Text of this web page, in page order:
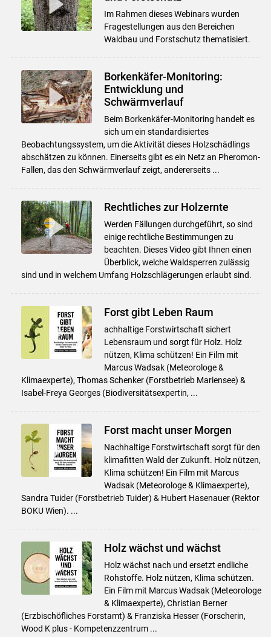
Im Rahmen dieses Webinars wurden
Fragestellungen aus den Bereichen
Waldbau und Forstschutz thematisiert.
Borkenkäfer-Monitoring:
Entwicklung und
Schwärmverlauf
Beim Borkenkäfer-Monitoring handelt es
sich um ein standardisiertes
Beobachtungssystem, um die Aktivität dieses Holzschädlings
abschätzen zu können. Einerseits gibt es ein Netz an Pheromon-
Fallen, das den Schwärmverlauf zeigt, andererseits ...
Rechtliches zur Holzernte
Werden Fällungen durchgeführt, so sind
einige rechtliche Bestimmungen zu
beachten. Dieses Video gibt Ihnen einen
Überblick, welche Waldsperren zulässig
sind und in welchem Umfang Holzschlägerungen erlaubt sind.
Forst gibt Leben Raum
achhaltige Forstwirtschaft sichert
Lebensraum und sorgt für Holz. Holz
nützen, Klima schützen! Ein Film mit
Marcus Wadsak (Meteorologe &
Klimaexperte), Thomas Schenker (Forstbetrieb Mariensee) &
Isabel-Freya Georges (Biodiversitätsexpertin, ...
Forst macht unser Morgen
Nachhaltige Forstwirtschaft sorgt für den
klimafitten Wald der Zukunft. Holz nützen,
Klima schützen! Ein Film mit Marcus
Wadsak (Meteorologe & Klimaexperte),
Sandra Tuider (Forstbetrieb Tuider) & Hubert Hasenauer (Rektor
BOKU Wien). ...
Holz wächst und wächst
Holz wächst nach und ersetzt endliche
Rohstoffe. Holz nützen, Klima schützen.
Ein Film mit Marcus Wadsak (Meteorologe
& Klimaexperte), Christian Berner
(Erzbischöfliches Forstamt) & Franziska Hesser (Forscherin,
Wood K plus - Kompetenzzentrum ...